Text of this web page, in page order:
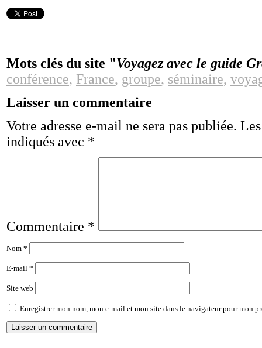
Mots clés du site "Voyagez avec le guide
conférence, France, groupe, séminaire,
Laisser un commentaire
Votre adresse e-mail ne sera pas publiée.
indiqués avec *
Commentaire *
Nom *
E-mail *
Site web
Enregistrer mon nom, mon e-mail et mon site dans le navigateur pour mon